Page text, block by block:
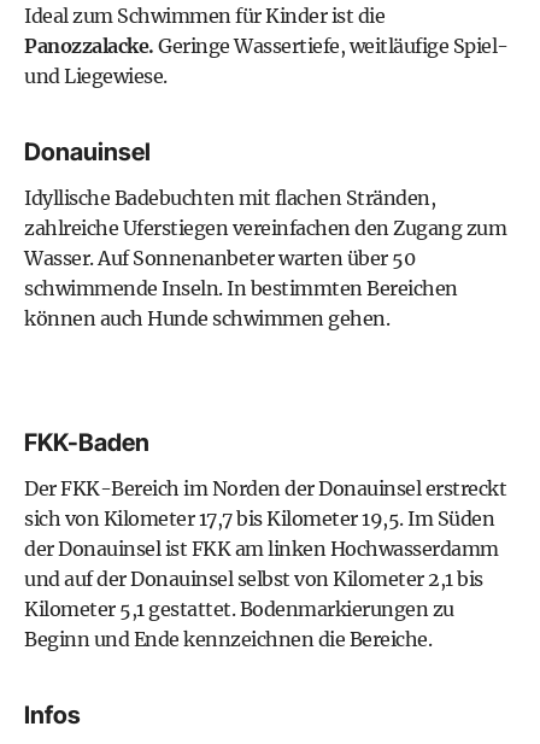
Ideal zum Schwimmen für Kinder ist die
Panozzalacke. Geringe Wassertiefe, weitläufige Spiel-
und Liegewiese.
Donauinsel
Idyllische Badebuchten mit flachen Stränden,
zahlreiche Uferstiegen vereinfachen den Zugang zum
Wasser. Auf Sonnenanbeter warten über 50
schwimmende Inseln. In bestimmten Bereichen
können auch Hunde schwimmen gehen.
FKK-Baden
Der FKK-Bereich im Norden der Donauinsel erstreckt
sich von Kilometer 17,7 bis Kilometer 19,5. Im Süden
der Donauinsel ist FKK am linken Hochwasserdamm
und auf der Donauinsel selbst von Kilometer 2,1 bis
Kilometer 5,1 gestattet. Bodenmarkierungen zu
Beginn und Ende kennzeichnen die Bereiche.
Infos